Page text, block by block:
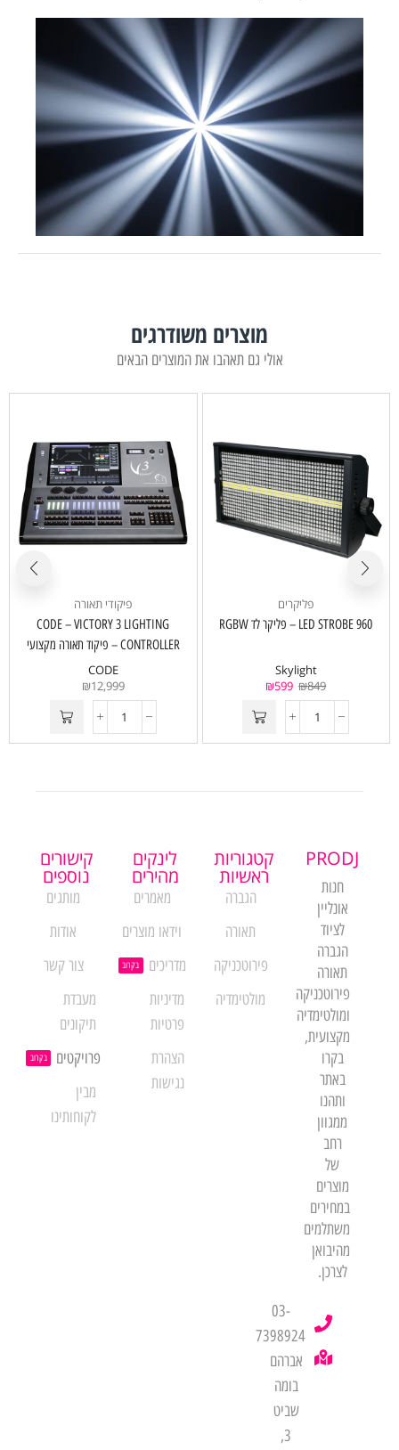
מוצרים משודרגים
אולי גם תאהבו את המוצרים הבאים
פליקרים
LED STROBE 960 – פליקר לד RGBW
Skylight
₪849
₪599
פיקודי תאורה
CODE – VICTORY 3 LIGHTING
CONTROLLER – פיקוד תאורה מקצועי
CODE
₪12,999
PRODJ
חנות
אונליין
לציוד
הגברה
תאורה
פירוטכניקה
ומולטימדיה
מקצועית,
בקרו
באתר
ותהנו
ממגוון
רחב
של
מוצרים
במחירים
משתלמים
מהיבואן
לצרכן.
03-
7398924
אברהם
בומה
שביט
3,
קטגוריות
ראשיות
הגברה
תאורה
פירוטכניקה
מולטימדיה
לינקים
מהירים
מאמרים
וידאו מוצרים
מדריכים
בקרוב
מדיניות
פרטיות
הצהרת
נגישות
קישורים
נוספים
מותגים
אודות
צור קשר
מעבדת
תיקונים
פרויקטים
בקרוב
מבין
לקוחותינו